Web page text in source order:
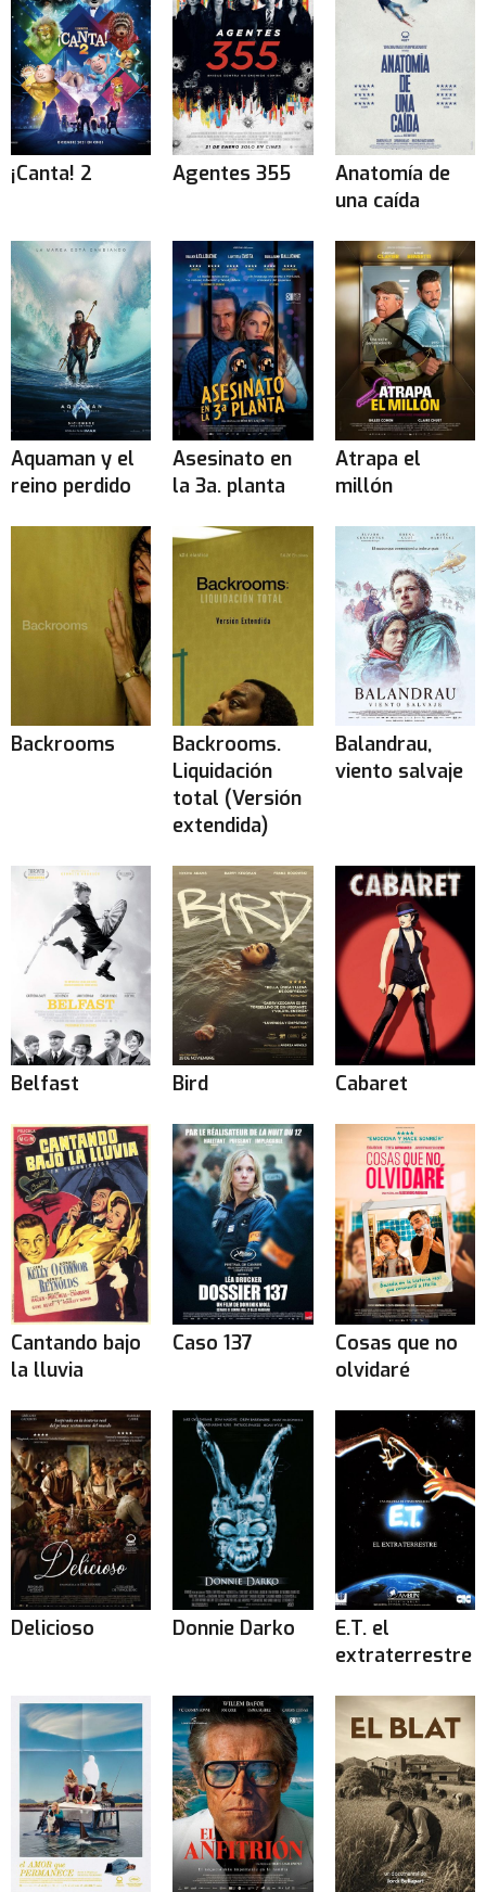
¡Canta! 2 Agentes 355
Anatomía de
una caída
Aquaman y el
reino perdido
Asesinato en
la 3a. planta
Atrapa el
millón
Backrooms
Backrooms.
Liquidación
total (Versión
extendida)
Balandrau,
viento salvaje
Belfast Bird Cabaret
Cantando bajo
la lluvia
Caso 137
Cosas que no
olvidaré
Delicioso Donnie Darko
E.T. el
extraterrestre